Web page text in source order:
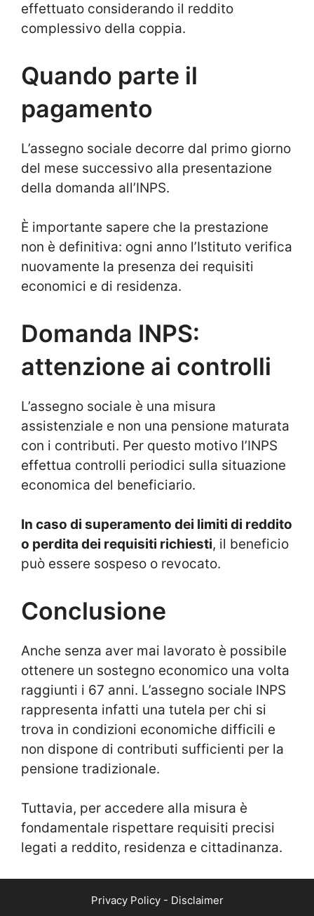
effettuato considerando il reddito
complessivo della coppia.
Quando parte il
pagamento
L’assegno sociale decorre dal primo giorno
del mese successivo alla presentazione
della domanda all’INPS.
È importante sapere che la prestazione
non è definitiva: ogni anno l’Istituto verifica
nuovamente la presenza dei requisiti
economici e di residenza.
Domanda INPS:
attenzione ai controlli
L’assegno sociale è una misura
assistenziale e non una pensione maturata
con i contributi. Per questo motivo l’INPS
effettua controlli periodici sulla situazione
economica del beneficiario.
In caso di superamento dei limiti di reddito
o perdita dei requisiti richiesti, il beneficio
può essere sospeso o revocato.
Conclusione
Anche senza aver mai lavorato è possibile
ottenere un sostegno economico una volta
raggiunti i 67 anni. L’assegno sociale INPS
rappresenta infatti una tutela per chi si
trova in condizioni economiche difficili e
non dispone di contributi sufficienti per la
pensione tradizionale.
Tuttavia, per accedere alla misura è
fondamentale rispettare requisiti precisi
legati a reddito, residenza e cittadinanza.
Privacy Policy- Disclaimer